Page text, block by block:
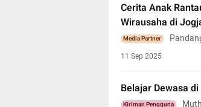
Cerita Anak
Wirausaha di
Media Partner
11 Sep 2025
Belajar Dewasa
Kiriman Pengguna